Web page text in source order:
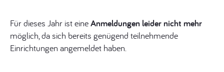
Für dieses Jahr ist eineAnmeldungen leider nicht mehr
möglich, da sich bereits genügend teilnehmende
Einrichtungen angemeldet haben.